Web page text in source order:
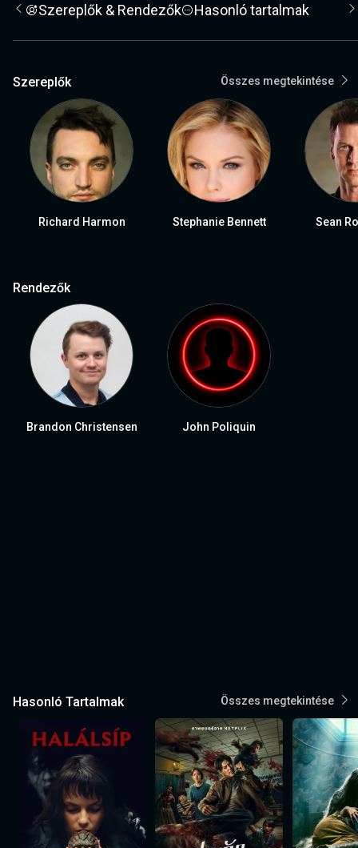
Szereplők & Rendezők Hasonló tartalmak
Szereplők Összes megtekintése
Richard Harmon Stephanie Bennett Sean
Rendezők
Brandon Christensen John Poliquin
Hasonló Tartalmak Összes megtekintése